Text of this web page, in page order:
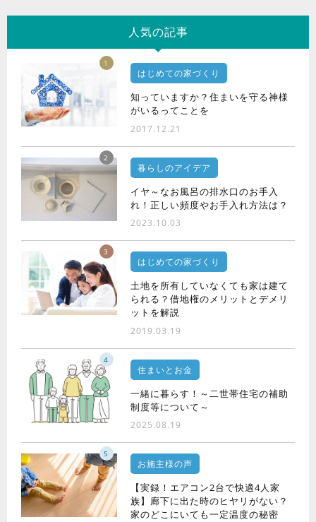
人気の記事
1
はじめての家づくり
知っていますか？住まいを守る神様
がいるってことを
2017.12.21
2
暮らしのアイデア
イヤ～なお風呂の排水口のお手入
れ！正しい頻度やお手入れ方法は？
2023.10.03
3
はじめての家づくり
土地を所有していなくても家は建て
られる？借地権のメリットとデメリ
ットを解説
2019.03.19
4
住まいとお金
一緒に暮らす！～二世帯住宅の補助
制度等について～
2025.08.19
5
お施主様の声
【実録！エアコン2台で快適4人家
族】廊下に出た時のヒヤリがない？
家のどこにいても一定温度の秘密